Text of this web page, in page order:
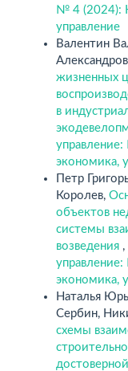
№ 4 (2024):
управление
Валентин
жизненных
в
экономика,
Петр
Королев,
объектов
системы
возведения ,
экономика,
Наталья
Сербин,
схемы